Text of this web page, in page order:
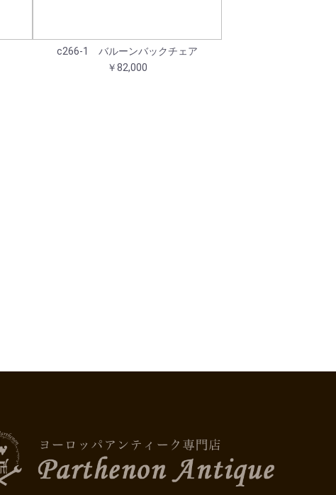
c266-1 バルーンバックチェア
￥82,000